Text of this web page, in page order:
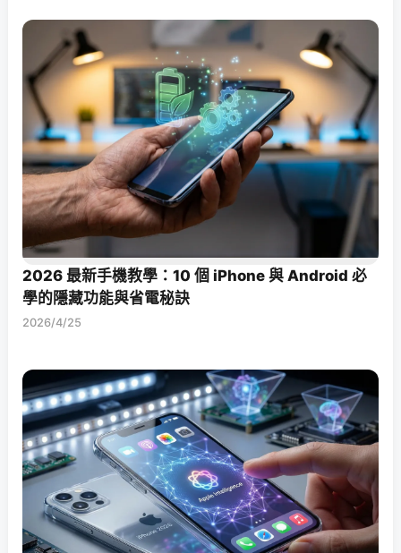
2026 最新手機教學：10 個 iPhone 與 Android 必
學的隱藏功能與省電秘訣
2026/4/25